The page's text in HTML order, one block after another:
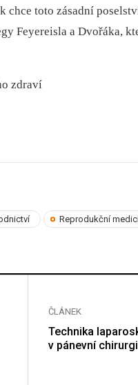
chce toto zásadní
Feyereisla a Dvořáka,
zdraví
Reprodukční
ČLÁNEK
Technika
v pánevní